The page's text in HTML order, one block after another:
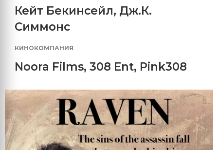
Кейт Бекинсейл, Дж.К.
Симмонс
КИНОКОМПАНИЯ
Noora Films, 308 Ent, Pink308